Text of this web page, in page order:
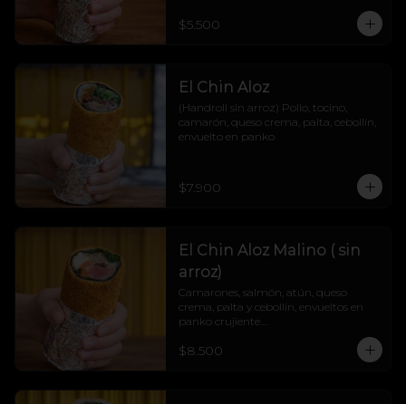
$5.500
El Chin Aloz
(Handroll sin arroz) Pollo, tocino,
camarón, queso crema, palta, cebollín,
envuelto en panko
$7.900
El Chin Aloz Malino ( sin
arroz)
Camarones, salmón, atún, queso
crema, palta y cebollín, envueltos en
panko crujiente.
Cremosito, marino y explosivo. ¡Un trío
marino sin arroz, pero con pura
$8.500